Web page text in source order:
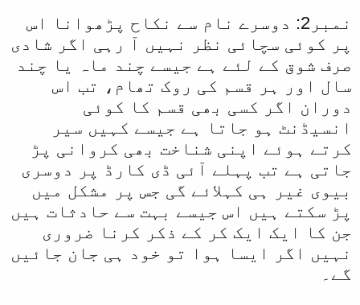
نمبر2: دوسرے نام سے نکاح پڑھوانا اس
پر کوئی سچائی نظر نہیں آ رہی اگر شادی
صرف شوق کے لئے ہے جیسے چند ماہ یا چند
سال اور ہر قسم کی روک تھام، تب اس
دوران اگر کسی بھی قسم کا کوئی
انسیڈنٹ ہو جاتا ہے جیسے کہیں سیر
کرتے ہوئے اپنی شناخت بھی کروانی پڑ
جاتی ہے تب پہلے آئی ڈی کارڈ پر دوسری
بیوی غیر ہی کہلائے گی جس پر مشکل میں
پڑ سکتے ہیں اس جیسے بہت سے حادثات ہیں
جن کا ایک ایک کر کے ذکر کرنا ضروری
نہیں اگر ایسا ہوا تو خود ہی جان جائیں
گے۔